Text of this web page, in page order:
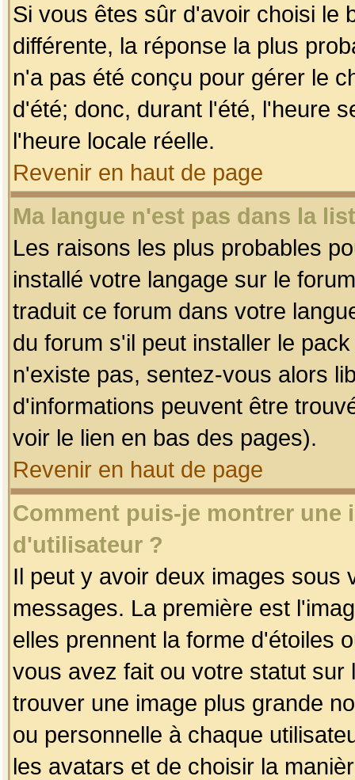
Si vous êtes sûr d'avoir choisi le
différente, la réponse la plus
n'a pas été conçu pour gérer le
d'été; donc, durant l'été, l'heure
l'heure locale réelle.
Revenir en haut de page
Ma langue n'est pas dans la
Les raisons les plus probables
installé votre langage sur le
traduit ce forum dans votre
du forum s'il peut installer le
n'existe pas, sentez-vous alors
d'informations peuvent être
voir le lien en bas des pages).
Revenir en haut de page
Comment puis-je montrer une
d'utilisateur ?
Il peut y avoir deux images sous
messages. La première est
elles prennent la forme d'étoiles
vous avez fait ou votre statut
trouver une image plus grande
ou personnelle à chaque
les avatars et de choisir la